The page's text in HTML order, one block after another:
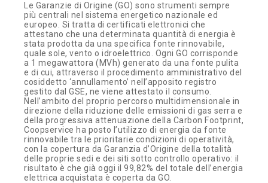
Le Garanzie di Origine (GO) sono strumenti sempre
più centrali nel sistema energetico nazionale ed
europeo. Si tratta di certificati elettronici che
attestano che una determinata quantità di energia è
stata prodotta da una specifica fonte rinnovabile,
quale sole, vento o idroelettrico. Ogni GO corrisponde
a 1 megawattora (MVh) generato da una fonte pulita
e di cui, attraverso il procedimento amministrativo del
cosiddetto ‘annullamento’ nell’apposito registro
gestito dal GSE, ne viene attestato il consumo.
Nell’ambito del proprio percorso multidimensionale in
direzione della riduzione delle emissioni di gas serra e
della progressiva attenuazione della Carbon Footprint,
Coopservice ha posto l’utilizzo di energia da fonte
rinnovabile tra le prioritarie condizioni di operatività,
con la copertura da Garanzia d’Origine della totalità
delle proprie sedi e dei siti sotto controllo operativo: il
risultato è che già oggi il 99,82% del totale dell’energia
elettrica acquistata è coperta da GO.